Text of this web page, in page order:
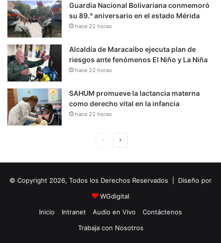
Guardia Nacional Bolivariana conmemoró
su 89.° aniversario en el estado Mérida
hace 22 horas
Alcaldía de Maracaibo ejecuta plan de
riesgos ante fenómenos El Niño y La Niña
hace 22 horas
SAHUM promueve la lactancia materna
como derecho vital en la infancia
hace 22 horas
i
n
a
u
i
e
© Copyright 2026, Todos los Derechos Reservados | Diseño por
WGdigital
Inicio
Intranet Audio en Vivo
Contáctenos
Trabaja con Nosotros